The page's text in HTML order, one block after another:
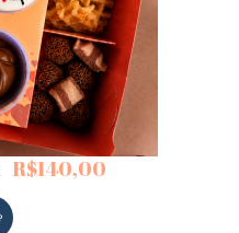
R$140,00